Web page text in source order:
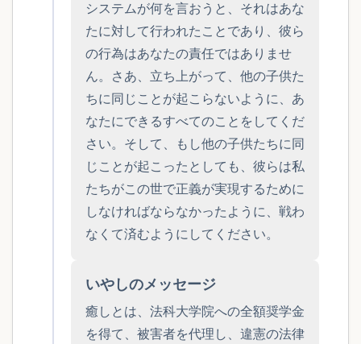
システムが何を言おうと、それはあな
たに対して行われたことであり、彼ら
の行為はあなたの責任ではありませ
ん。さあ、立ち上がって、他の子供た
ちに同じことが起こらないように、あ
なたにできるすべてのことをしてくだ
さい。そして、もし他の子供たちに同
じことが起こったとしても、彼らは私
たちがこの世で正義が実現するために
しなければならなかったように、戦わ
なくて済むようにしてください。
いやしのメッセージ
癒しとは、法科大学院への全額奨学金
を得て、被害者を代理し、違憲の法律
ことができます）
感じるもの4つ（目の前にあるもので触れ
るものは何ですか？）
聞こえるもの3つ
匂いを嗅ぐもの2つ
自分の好きなところ1つ。
最後に深呼吸をしましょう。